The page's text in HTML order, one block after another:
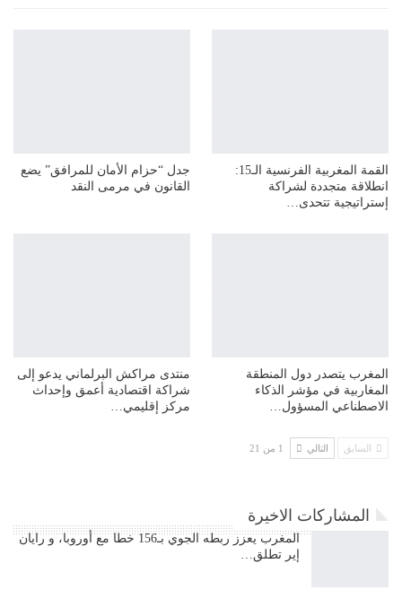
القمة المغربية الفرنسية الـ15:
انطلاقة متجددة لشراكة
إستراتيجية تتحدى…
جدل “حزام الأمان للمرافق” يضع
القانون في مرمى النقد
المغرب يتصدر دول المنطقة
المغاربية في مؤشر الذكاء
الاصطناعي المسؤول…
منتدى مراكش البرلماني يدعو إلى
شراكة اقتصادية أعمق وإحداث
مركز إقليمي…
السابق التالي 1 من 21
المشاركات الاخيرة
المغرب يعزز ربطه الجوي بـ156 خطا مع أوروبا، و رايان
إير تطلق…